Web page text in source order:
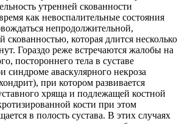
утренней скованности
как невоспалительные состояния
непродолжительной,
скованностью, которая длится несколько
Гораздо реже встречаются жалобы на
постороннего тела в суставе
синдроме аваскулярного некроза
при котором развивается
хряща и подлежащей костной
кости при этом
в полость сустава. В этих случаях